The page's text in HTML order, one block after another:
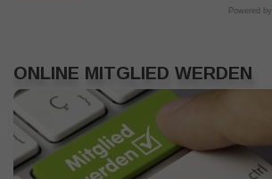
Powered by
ONLINE MITGLIED WERDEN